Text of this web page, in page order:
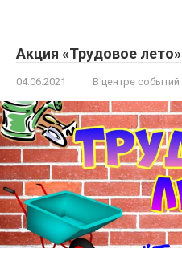
Акция «Трудовое лето»
04.06.2021 В центре событий